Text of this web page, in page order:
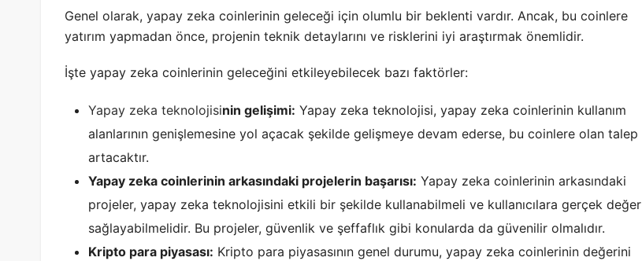
Genel olarak, yapay zeka coinlerinin geleceği için olumlu bir beklenti vardır. Ancak, bu coinlere
yatırım yapmadan önce, projenin teknik detaylarını ve risklerini iyi araştırmak önemlidir.
İşte yapay zeka coinlerinin geleceğini etkileyebilecek bazı faktörler:
Yapay zeka teknolojisinin gelişimi: Yapay zeka teknolojisi, yapay zeka coinlerinin kullanım
alanlarının genişlemesine yol açacak şekilde gelişmeye devam ederse, bu coinlere olan talep
artacaktır.
Yapay zeka coinlerinin arkasındaki projelerin başarısı: Yapay zeka coinlerinin arkasındaki
projeler, yapay zeka teknolojisini etkili bir şekilde kullanabilmeli ve kullanıcılara gerçek değer
sağlayabilmelidir. Bu projeler, güvenlik ve şeffaflık gibi konularda da güvenilir olmalıdır.
Kripto para piyasası: Kripto para piyasasının genel durumu, yapay zeka coinlerinin değerini